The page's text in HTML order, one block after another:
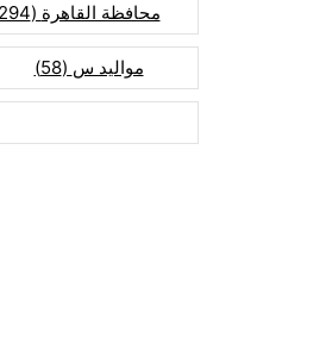
محافظة القاهرة (294)
مواليد س (58)